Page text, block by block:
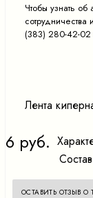
Чтобы узнать об
(383) 280-42-02
Лента
6 руб.
Состав
ОСТАВИТЬ ОТЗЫВ О